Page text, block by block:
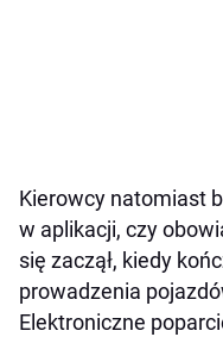
Kierowcy natomiast
w aplikacji, czy
się zaczął, kiedy
prowadzenia
Elektroniczne